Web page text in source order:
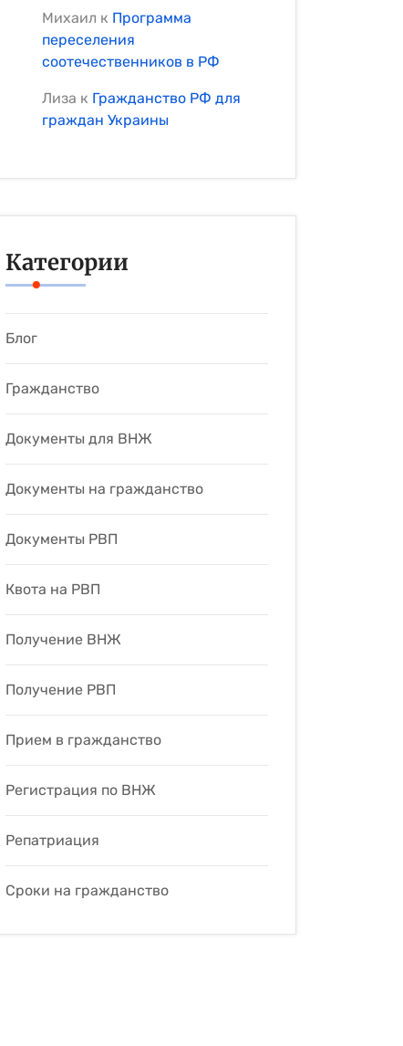
Михаил к Программа
переселения
соотечественников в РФ
Лиза к Гражданство РФ для
граждан Украины
Категории
Блог
Гражданство
Документы для ВНЖ
Документы на гражданство
Документы РВП
Квота на РВП
Получение ВНЖ
Получение РВП
Прием в гражданство
Регистрация по ВНЖ
Репатриация
Сроки на гражданство